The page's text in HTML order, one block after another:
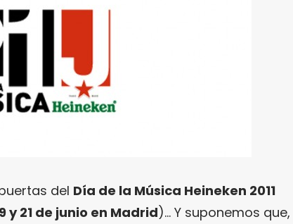
del Día de la Música Heineken 2011
y 21 de junio en Madrid)… Y suponemos que,